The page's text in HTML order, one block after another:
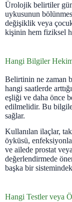
Ürolojik belirtiler
uykusunun
değişiklik veya
kişinin hem fiziksel
Hangi Bilgiler
Belirtinin ne zaman
hangi saatlerde
eşliği ve daha önce
edilmelidir. Bu
sağlar.
Kullanılan ilaçlar,
öyküsü,
ve ailede prostat
değerlendirmede
başka bir
Hangi Testler veya